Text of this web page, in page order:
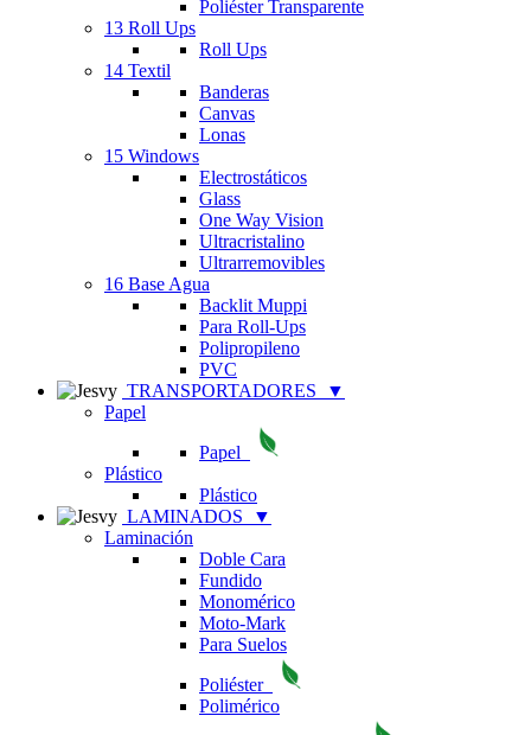
Poliéster Transparente
13 Roll Ups
Roll Ups
14 Textil
Banderas
Canvas
Lonas
15 Windows
Electrostáticos
Glass
One Way Vision
Ultracristalino
Ultrarremovibles
16 Base Agua
Backlit Muppi
Para Roll-Ups
Polipropileno
PVC
TRANSPORTADORES
▼
Papel
Papel
Plástico
Plástico
LAMINADOS
▼
Laminación
Doble Cara
Fundido
Monomérico
Moto-Mark
Para Suelos
Poliéster
Polimérico